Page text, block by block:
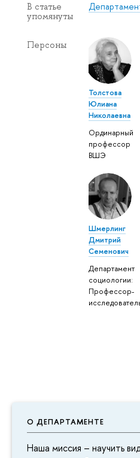
О ДЕПАРТАМЕНТЕ
Наша миссия – научить
В статье
упомянуты
Персоны
Толстова
Юлиана
Николаевна
Ординарный
профессор
ВШЭ
Шмерлинг
Дмитрий
Семенович
Департамент
социологии:
Профессор-